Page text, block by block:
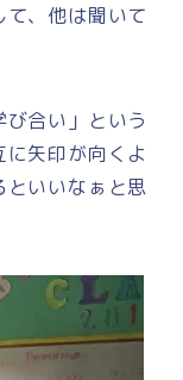
、他は聞いて
合い」という
矢印が向くよ
といいなぁと思